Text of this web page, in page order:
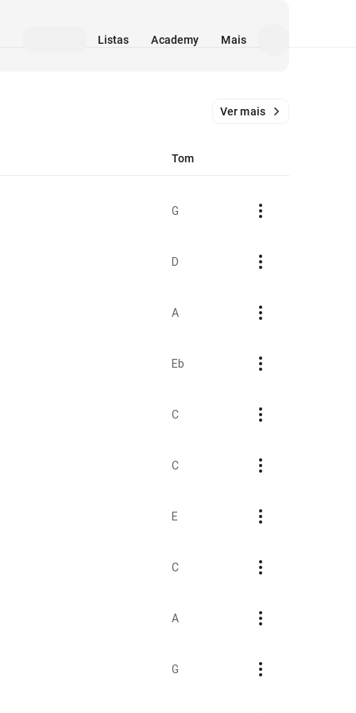
Listas Academy Mais
Ver mais
Tom
G
D
A
Eb
C
C
E
C
A
G